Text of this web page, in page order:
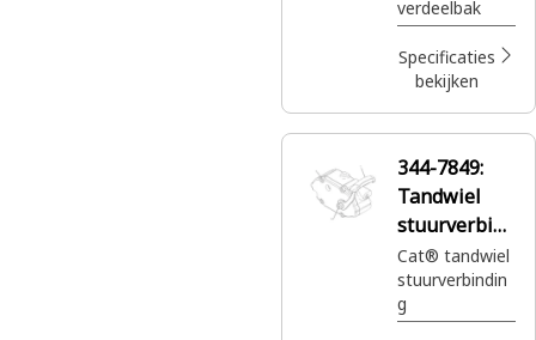
externe
ge tanden
verdeelbak
Specificaties
bekijken
344-7849:
Tandwiel
stuurverbind
ing
Cat® tandwiel
stuurverbindin
g